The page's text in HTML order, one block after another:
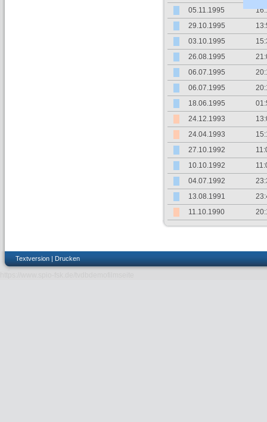
05.11.1995
29.10.1995
03.10.1995
26.08.1995
06.07.1995
06.07.1995
18.06.1995
24.12.1993
24.04.1993
27.10.1992
10.10.1992
04.07.1992
13.08.1991
11.10.1990
Textversion | Drucken